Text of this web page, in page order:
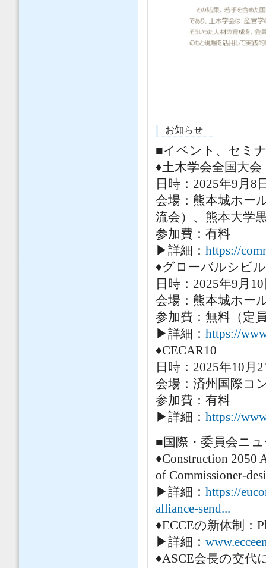
お知らせ
■イベント、セミ
♦土木学会全国大会
日時：2025年9月8
会場：熊本城ホー
流会）、熊本大学
参加費：有料
▶詳細：https://
♦グローバルシビ
日時：2025年9月
会場：熊本城ホー
参加費：無料（定
▶詳細：https://
♦CECAR10
日時：2025年10月
会場：済州国際コ
参加費：有料
▶詳細：https://
■国際・委員会ニ
♦Construction 2050
of Commissioner-
▶詳細：https://
alliance-send...
♦ECCEの新体制：
▶詳細：
♦ASCE会長の交代